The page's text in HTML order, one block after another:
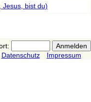
Jesus, bist du)
Datenschutz
Impressum